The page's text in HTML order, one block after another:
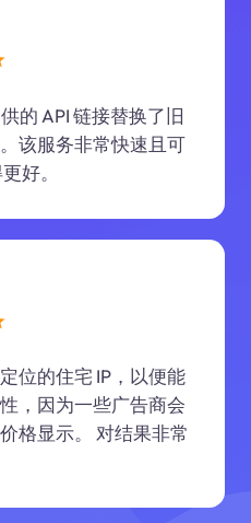
的 API 链接替换了旧
该服务非常快速且可
好。
位的住宅 IP，以便能
，因为一些广告商会
格显示。 对结果非常